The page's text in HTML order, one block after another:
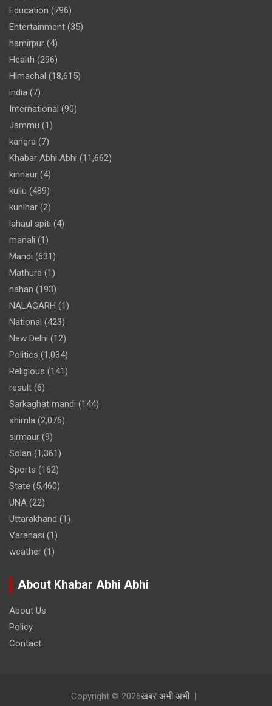
Education (796)
Entertainment (35)
hamirpur (4)
Health (296)
Himachal (18,615)
india (7)
International (90)
Jammu (1)
kangra (7)
Khabar Abhi Abhi (11,662)
kinnaur (4)
kullu (489)
kunihar (2)
lahaul spiti (4)
manali (1)
Mandi (631)
Mathura (1)
nahan (193)
NALAGARH (1)
National (423)
New Delhi (12)
Politics (1,034)
Religious (141)
result (6)
Sarkaghat mandi (144)
shimla (2,076)
sirmaur (9)
Solan (1,361)
Sports (162)
State (5,460)
UNA (22)
Uttarakhand (1)
Varanasi (1)
weather (1)
About Khabar Abhi Abhi
About Us
Policy
Contact
Copyright © 2026खबर अभी अभी